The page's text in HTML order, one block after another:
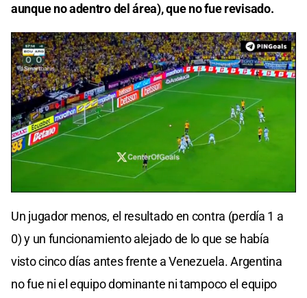
aunque no adentro del área), que no fue revisado.
Un jugador menos, el resultado en contra (perdía 1 a
0) y un funcionamiento alejado de lo que se había
visto cinco días antes frente a Venezuela. Argentina
no fue ni el equipo dominante ni tampoco el equipo